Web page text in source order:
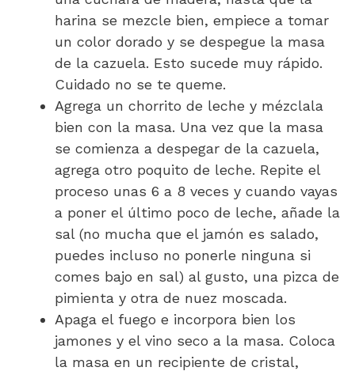
harina se mezcle bien, empiece a tomar
un color dorado y se despegue la masa
de la cazuela. Esto sucede muy rápido.
Cuidado no se te queme.
Agrega un chorrito de leche y mézclala
bien con la masa. Una vez que la masa
se comienza a despegar de la cazuela,
agrega otro poquito de leche. Repite el
proceso unas 6 a 8 veces y cuando vayas
a poner el último poco de leche, añade la
sal (no mucha que el jamón es salado,
puedes incluso no ponerle ninguna si
comes bajo en sal) al gusto, una pizca de
pimienta y otra de nuez moscada.
Apaga el fuego e incorpora bien los
jamones y el vino seco a la masa. Coloca
la masa en un recipiente de cristal,